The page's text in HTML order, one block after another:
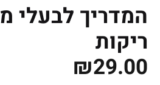
המדריך לבעלי
ריקות
₪29.00